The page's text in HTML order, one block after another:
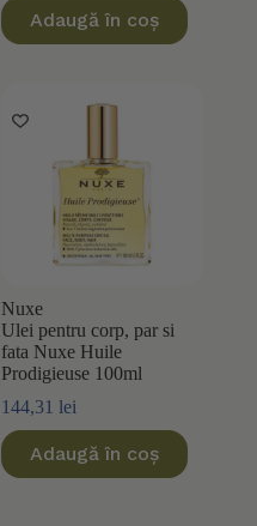
Adaugă în coș
Nuxe
Ulei pentru corp, par si
fata Nuxe Huile
Prodigieuse 100ml
144,31 lei
Adaugă în coș